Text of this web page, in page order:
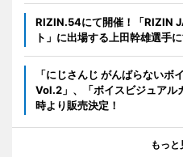
RIZIN.54にて開催！「RIZIN
ト」に出場する上田幹雄選手
「にじさんじ がんばらないボ
Vol.2」、「ボイスビジュア
時より販売決定！
もっと